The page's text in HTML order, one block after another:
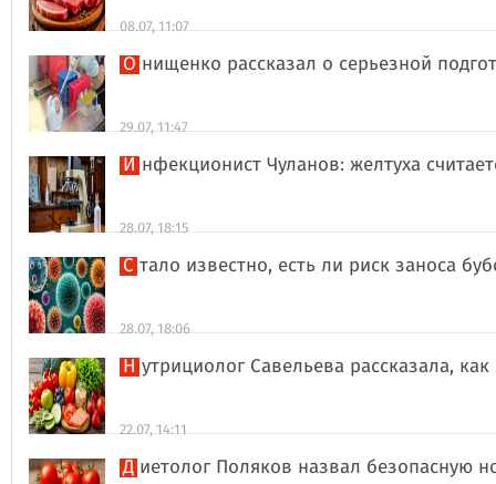
08.07, 11:07
Онищенко рассказал о серьезной
29.07, 11:47
Инфекционист Чуланов: желтуха
28.07, 18:15
Стало известно, есть ли риск заноса
28.07, 18:06
Нутрициолог Савельева рассказала,
22.07, 14:11
Диетолог Поляков назвал безопасную